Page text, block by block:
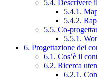
5.4. Descrivere
5.4.1.
5.4.2.
5.5. Co-
5.5.1.
6. Progettazione dei
6.1. Cos’è il
6.2. Ricerca
6.2.1.